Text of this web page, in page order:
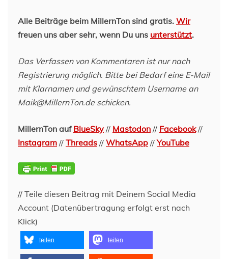
Alle Beiträge beim MillernTon sind gratis. Wir
freuen uns aber sehr, wenn Du uns unterstützt.
Das Verfassen von Kommentaren ist nur nach
Registrierung möglich. Bitte bei Bedarf eine E-Mail
mit Klarnamen und gewünschtem Username an
Maik@MillernTon.de schicken.
MillernTon auf BlueSky // Mastodon // Facebook//
Instagram // Threads // WhatsApp //YouTube
// Teile diesen Beitrag mit Deinem Social Media
Account (Datenübertragung erfolgt erst nach
Klick)
teilen teilen